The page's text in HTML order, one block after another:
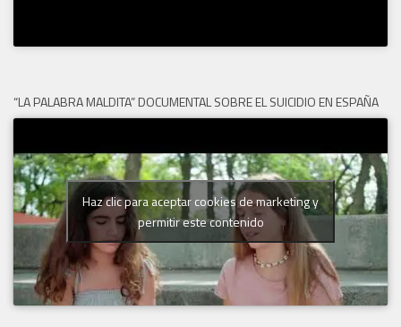
“LA PALABRA MALDITA” DOCUMENTAL SOBRE EL SUICIDIO EN ESPAÑA
Haz clic para aceptar cookies de marketing y
permitir este contenido